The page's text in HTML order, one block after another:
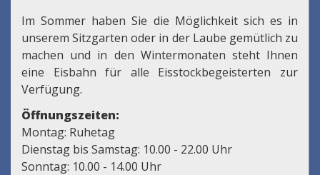
Im Sommer haben Sie die Möglichkeit sich es in
unserem Sitzgarten oder in der Laube gemütlich zu
machen und in den Wintermonaten steht Ihnen
eine Eisbahn für alle Eisstockbegeisterten zur
Verfügung.
Öffnungszeiten:
Montag: Ruhetag
Dienstag bis Samstag: 10.00 - 22.00 Uhr
Sonntag: 10.00 - 14.00 Uhr